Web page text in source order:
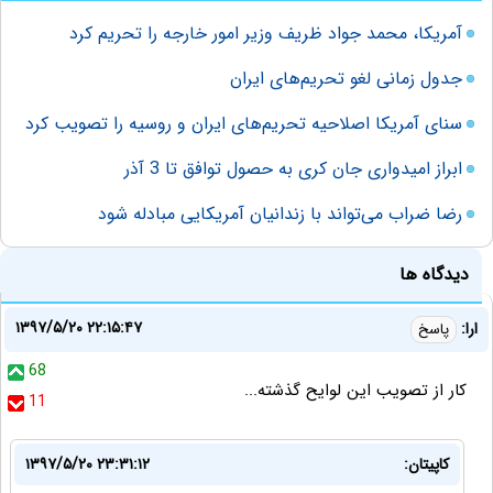
آمریکا، محمد جواد ظریف وزیر امور خارجه را تحریم کرد
جدول زمانی لغو تحریم‌های ایران
سنای آمریکا اصلاحیه تحریم‌های ایران و روسیه را تصویب کرد
ابراز امیدواری جان کری به حصول توافق تا 3 آذر
رضا ضراب می‌تواند با زندانیان آمریکایی مبادله شود
دیدگاه ها
ارا: پاسخ
۱۳۹۷/۵/۲۰ ۲۲:۱۵:۴۷
68
11
کار از تصویب این لوایح گذشته...
کاپیتان:
۱۳۹۷/۵/۲۰ ۲۳:۳۱:۱۲